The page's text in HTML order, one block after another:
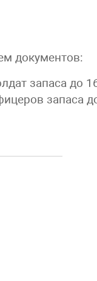
документов:
запаса до
запаса